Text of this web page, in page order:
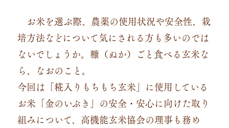
お米を選ぶ際、農薬の使用状況や安全性、栽
培方法などについて気にされる方も多いのでは
ないでしょうか。糠（ぬか）ごと食べる玄米な
ら、なおのこと。
今回は「糀入りもちもち玄米」に使用している
お米「金のいぶき」の安全・安心に向けた取り
組みについて、高機能玄米協会の理事も務め